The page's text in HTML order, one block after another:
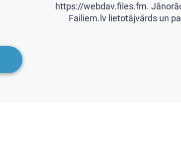
https://webdav.files.fm.
Failiem.lv lietotājvārds un